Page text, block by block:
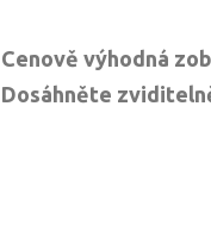
Cenově výhodná
Dosáhněte